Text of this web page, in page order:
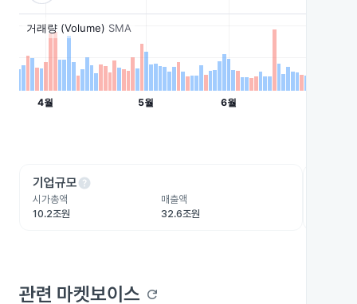
기업규모help
시가총액
10.2조원
매출액
32.6조원
관련 마켓보이스 refresh